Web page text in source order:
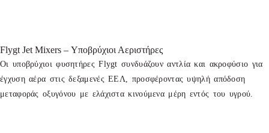
Flygt Jet Mixers – Υποβρύχιοι Αεριστήρες
Οι υποβρύχιοι φυσητήρες Flygt συνδυάζουν αντλία και ακροφύσιο για
έγχυση αέρα στις δεξαμενές ΕΕΛ, προσφέροντας υψηλή απόδοση
μεταφοράς οξυγόνου με ελάχιστα κινούμενα μέρη εντός του υγρού.